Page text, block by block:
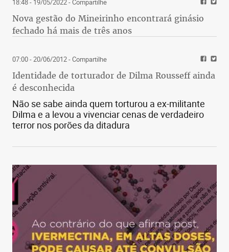
18:48 - 19/05/2022- Compartilhe
Nova gestão do Mineirinho encontrará ginásio
fechado há mais de três anos
07:00 - 20/06/2012- Compartilhe
Identidade de torturador de Dilma Rousseff ainda
é desconhecida
Não se sabe ainda quem torturou a ex-militante
Dilma e a levou a vivenciar cenas de verdadeiro
terror nos porões da ditadura